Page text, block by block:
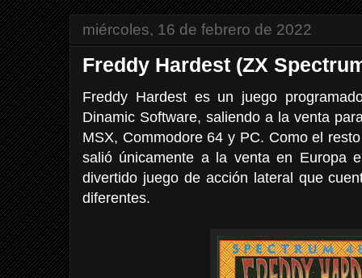
miércoles, 16 de febrero de 2022
Freddy Hardest (ZX
Freddy Hardest es un juego
Dinamic Software, saliendo a la venta
MSX, Commodore 64 y PC. Como el
salió únicamente a la venta en Europa
divertido juego de acción lateral que
diferentes.